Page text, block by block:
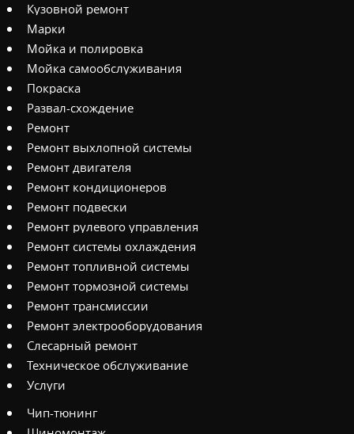
Кузовной ремонт
Марки
Мойка и полировка
Мойка самообслуживания
Покраска
Развал-схождение
Ремонт
Ремонт выхлопной системы
Ремонт двигателя
Ремонт кондиционеров
Ремонт подвески
Ремонт рулевого управления
Ремонт системы охлаждения
Ремонт топливной системы
Ремонт тормозной системы
Ремонт трансмиссии
Ремонт электрооборудования
Слесарный ремонт
Техническое обслуживание
Услуги
Чип-тюнинг